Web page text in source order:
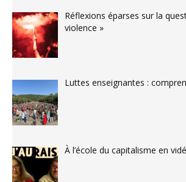
Réflexions éparses sur la
violence »
Luttes enseignantes :
À l’école du capitalisme en